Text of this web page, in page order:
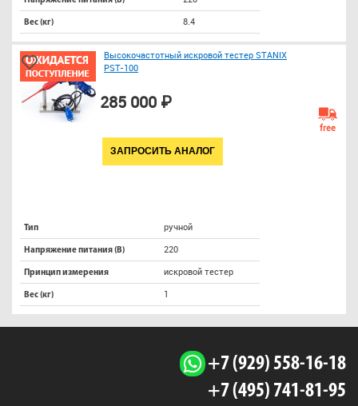
Вес (кг) 8.4
Высокочастотный искровой тестер STANIX
PST-100
285 000 ₽
ЗАПРОСИТЬ АНАЛОГ
free
Тип ручной
Напряжение питания (В) 220
Принцип измерения искровой тестер
Вес (кг) 1
+7 (929) 558-16-18
+7 (495) 741-81-95